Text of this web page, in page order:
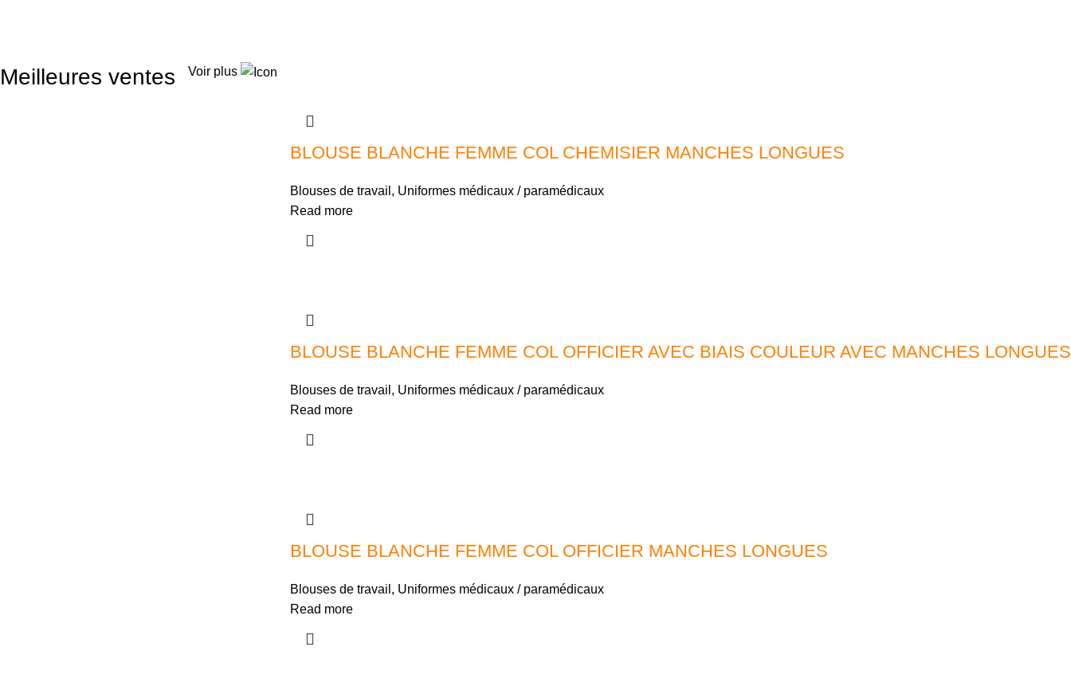
Meilleures ventes Voir plus
BLOUSE BLANCHE FEMME COL CHEMISIER MANCHES LONGUES
Blouses de travail , Uniformes médicaux / paramédicaux
Read more
BLOUSE BLANCHE FEMME COL OFFICIER AVEC BIAIS COULEUR AVEC MANCHES LONGUES
Blouses de travail , Uniformes médicaux / paramédicaux
Read more
BLOUSE BLANCHE FEMME COL OFFICIER MANCHES LONGUES
Blouses de travail , Uniformes médicaux / paramédicaux
Read more